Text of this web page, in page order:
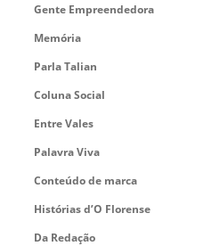
Gente Empreendedora
Memória
Parla Talian
Coluna Social
Entre Vales
Palavra Viva
Conteúdo de marca
Histórias d’O Florense
Da Redação